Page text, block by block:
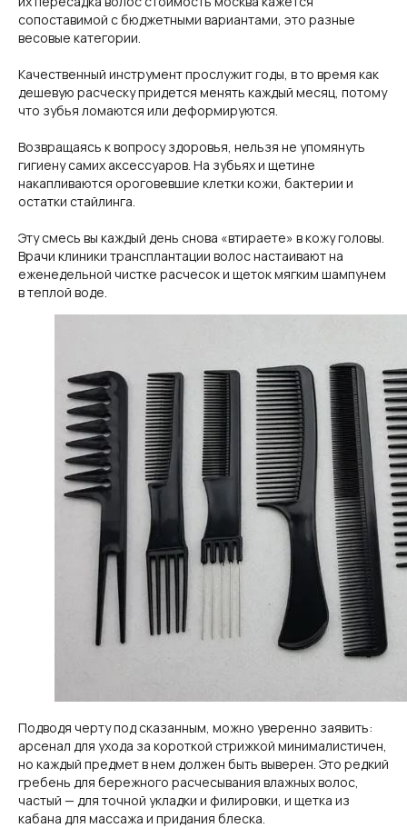
сопоставимой с бюджетными вариантами, это разные
весовые категории.
Качественный инструмент прослужит годы, в то время как
дешевую расческу придется менять каждый месяц, потому
что зубья ломаются или деформируются.
Возвращаясь к вопросу здоровья, нельзя не упомянуть
гигиену самих аксессуаров. На зубьях и щетине
накапливаются ороговевшие клетки кожи, бактерии и
остатки стайлинга.
Эту смесь вы каждый день снова «втираете» в кожу головы.
Врачи клиники трансплантации волос настаивают на
еженедельной чистке расчесок и щеток мягким шампунем
в теплой воде.
Подводя черту под сказанным, можно уверенно заявить:
арсенал для ухода за короткой стрижкой минималистичен,
но каждый предмет в нем должен быть выверен. Это редкий
гребень для бережного расчесывания влажных волос,
частый — для точной укладки и филировки, и щетка из
кабана для массажа и придания блеска.
© 2026 HairBack. Все права защищены.
Современная клиника пересадки волос в Москве. Используем
только передовые методики и технологии.
Regenera Activa
Пересадка волос FUE Hand
Политика конфиденциальности
Политика использования Cookie
Пользовательское соглашение
Контакты
+7 (495) 182-01-81
Info@hair-back.ru
Пн-Пт: 9:00 - 20:00, Сб: 10:00 - 18:00
«Meta* (владелец Facebook* и Instagram*) — организация
признана экстремистской, её деятельность запрещена
на территории России»
ООО "Косметологический центр
антивозрастной медицины"